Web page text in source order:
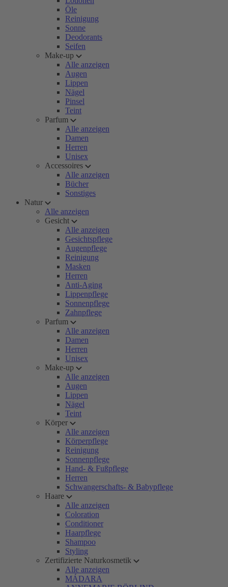
Öle
Reinigung
Sonne
Deodorants
Seifen
Make-up
Alle anzeigen
Augen
Lippen
Nägel
Pinsel
Teint
Parfum
Alle anzeigen
Damen
Herren
Unisex
Accessoires
Alle anzeigen
Bücher
Sonstiges
Natur
Alle anzeigen
Gesicht
Alle anzeigen
Gesichtspflege
Augenpflege
Reinigung
Masken
Herren
Anti-Aging
Lippenpflege
Sonnenpflege
Zahnpflege
Parfum
Alle anzeigen
Damen
Herren
Unisex
Make-up
Alle anzeigen
Augen
Lippen
Nägel
Teint
Körper
Alle anzeigen
Körperpflege
Reinigung
Sonnenpflege
Hand- & Fußpflege
Herren
Schwangerschafts- & Babypflege
Haare
Alle anzeigen
Coloration
Conditioner
Haarpflege
Shampoo
Styling
Zertifizierte Naturkosmetik
Alle anzeigen
MÁDARA